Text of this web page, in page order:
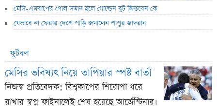
মেসি-এমবাপের গোল সমান হলে গোল্ডেন বুট জিতবেন কে
যেভাবে না ফেরার দেশে পাড়ি জমালেন শাপুর জাদরান
ফুটবল
মেসির ভবিষ্যৎ নিয়ে তাপিয়ার স্পষ্ট বার্তা
নিজস্ব প্রতিবেদক: বিশ্বকাপের শিরোপা ধরে
রাখার স্বপ্ন ফাইনালেই শেষ হয়েছে আর্জেন্টিনার।